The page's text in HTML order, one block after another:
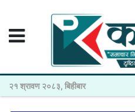
२१ श्रावण २०८३, बिहीबार